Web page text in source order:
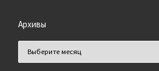
Архивы